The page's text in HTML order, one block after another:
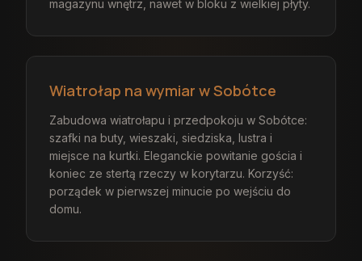
magazynu wnętrz, nawet w bloku z wielkiej płyty.
Wiatrołap na wymiar w Sobótce
Zabudowa wiatrołapu i przedpokoju w Sobótce:
szafki na buty, wieszaki, siedziska, lustra i
miejsce na kurtki. Eleganckie powitanie gościa i
koniec ze stertą rzeczy w korytarzu. Korzyść:
porządek w pierwszej minucie po wejściu do
domu.